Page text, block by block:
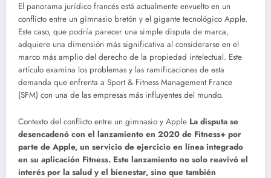
El panorama jurídico francés está actualmente envuelto en un
conflicto entre un gimnasio bretón y el gigante tecnológico Apple.
Este caso, que podría parecer una simple disputa de marca,
adquiere una dimensión más significativa al considerarse en el
marco más amplio del derecho de la propiedad intelectual. Este
artículo examina los problemas y las ramificaciones de esta
demanda que enfrenta a Sport & Fitness Management France
(SFM) con una de las empresas más influyentes del mundo.
Contexto del conflicto entre un gimnasio y Apple La disputa se
desencadenó con el lanzamiento en 2020 de Fitness+ por
parte de Apple, un servicio de ejercicio en línea integrado
en su aplicación Fitness. Este lanzamiento no solo reavivó el
interés por la salud y el bienestar, sino que también